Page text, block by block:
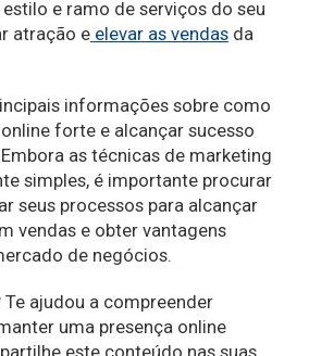
e ramo de serviços do seu
atração e elevar as vendas da
informações sobre como
forte e alcançar sucesso
as técnicas de marketing
simples, é importante procurar
seus processos para alcançar
vendas e obter vantagens
de negócios.
ajudou a compreender
uma presença online